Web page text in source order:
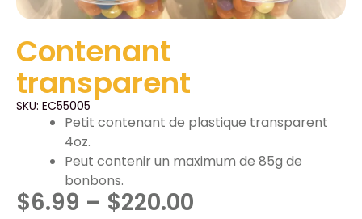
Contenant
transparent
SKU: EC55005
Petit contenant de plastique transparent
4oz.
Peut contenir un maximum de 85g de
bonbons.
$6.99 – $220.00